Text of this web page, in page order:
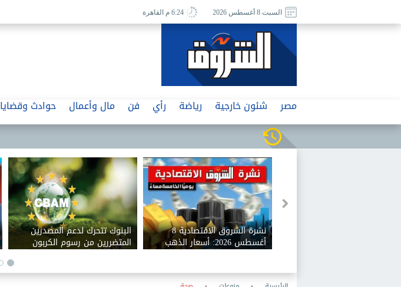
السبت 8 أغسطس 2026 6:24 م القاهرة
مصر شئون خارجية رياضة رأي فن مال وأعمال حوادث وقضايا
نشرة الشروق الاقتصادية 8
أغسطس 2026: أسعار الذهب
تقفز 160 جنيها وخطط لتعميق
البنوك تتحرك لدعم المصدرين
المتضررين من رسوم الكربون
الأوروبية.. وتمويلات مرتقبة